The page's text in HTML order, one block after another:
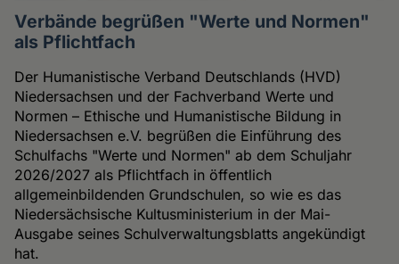
Verbände begrüßen "Werte und Normen"
als Pflichtfach
Der Humanistische Verband Deutschlands (HVD)
Niedersachsen und der Fachverband Werte und
Normen – Ethische und Humanistische Bildung in
Niedersachsen e.V. begrüßen die Einführung des
Schulfachs "Werte und Normen" ab dem Schuljahr
2026/2027 als Pflichtfach in öffentlich
allgemeinbildenden Grundschulen, so wie es das
Niedersächsische Kultusministerium in der Mai-
Ausgabe seines Schulverwaltungsblatts angekündigt
hat.